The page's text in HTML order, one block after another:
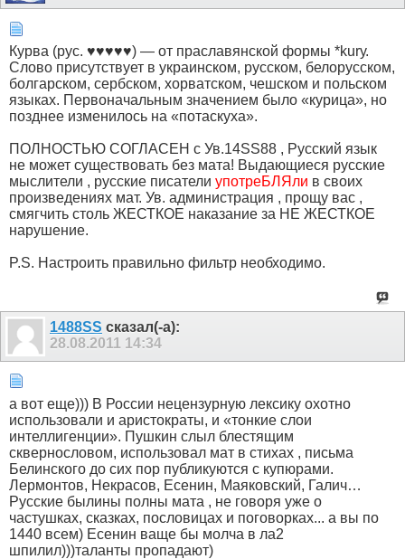
Курва (рус. ♥♥♥♥♥) — от праславянской формы *kurу.
Слово присутствует в украинском, русском, белорусском,
болгарском, сербском, хорватском, чешском и польском
языках. Первоначальным значением было «курица», но
позднее изменилось на «потаскуха».
ПОЛНОСТЬЮ СОГЛАСЕН с Ув.14SS88 , Русский язык
не может существовать без мата! Выдающиеся русские
мыслители , русские писатели употреБЛЯли в своих
произведениях мат. Ув. администрация , прощу вас ,
смягчить столь ЖЕСТКОЕ наказание за НЕ ЖЕСТКОЕ
нарушение.
P.S. Настроить правильно фильтр необходимо.
1488SS сказал(-а):
28.08.2011 14:34
а вот еще))) В России нецензурную лексику охотно
использовали и аристократы, и «тонкие слои
интеллигенции». Пушкин слыл блестящим
сквернословом, использовал мат в стихах , письма
Белинского до сих пор публикуются с купюрами.
Лермонтов, Некрасов, Есенин, Маяковский, Галич…
Русские былины полны мата , не говоря уже о
частушках, сказках, пословицах и поговорках... а вы по
1440 всем) Есенин ваще бы молча в ла2
шпилил)))таланты пропадают)